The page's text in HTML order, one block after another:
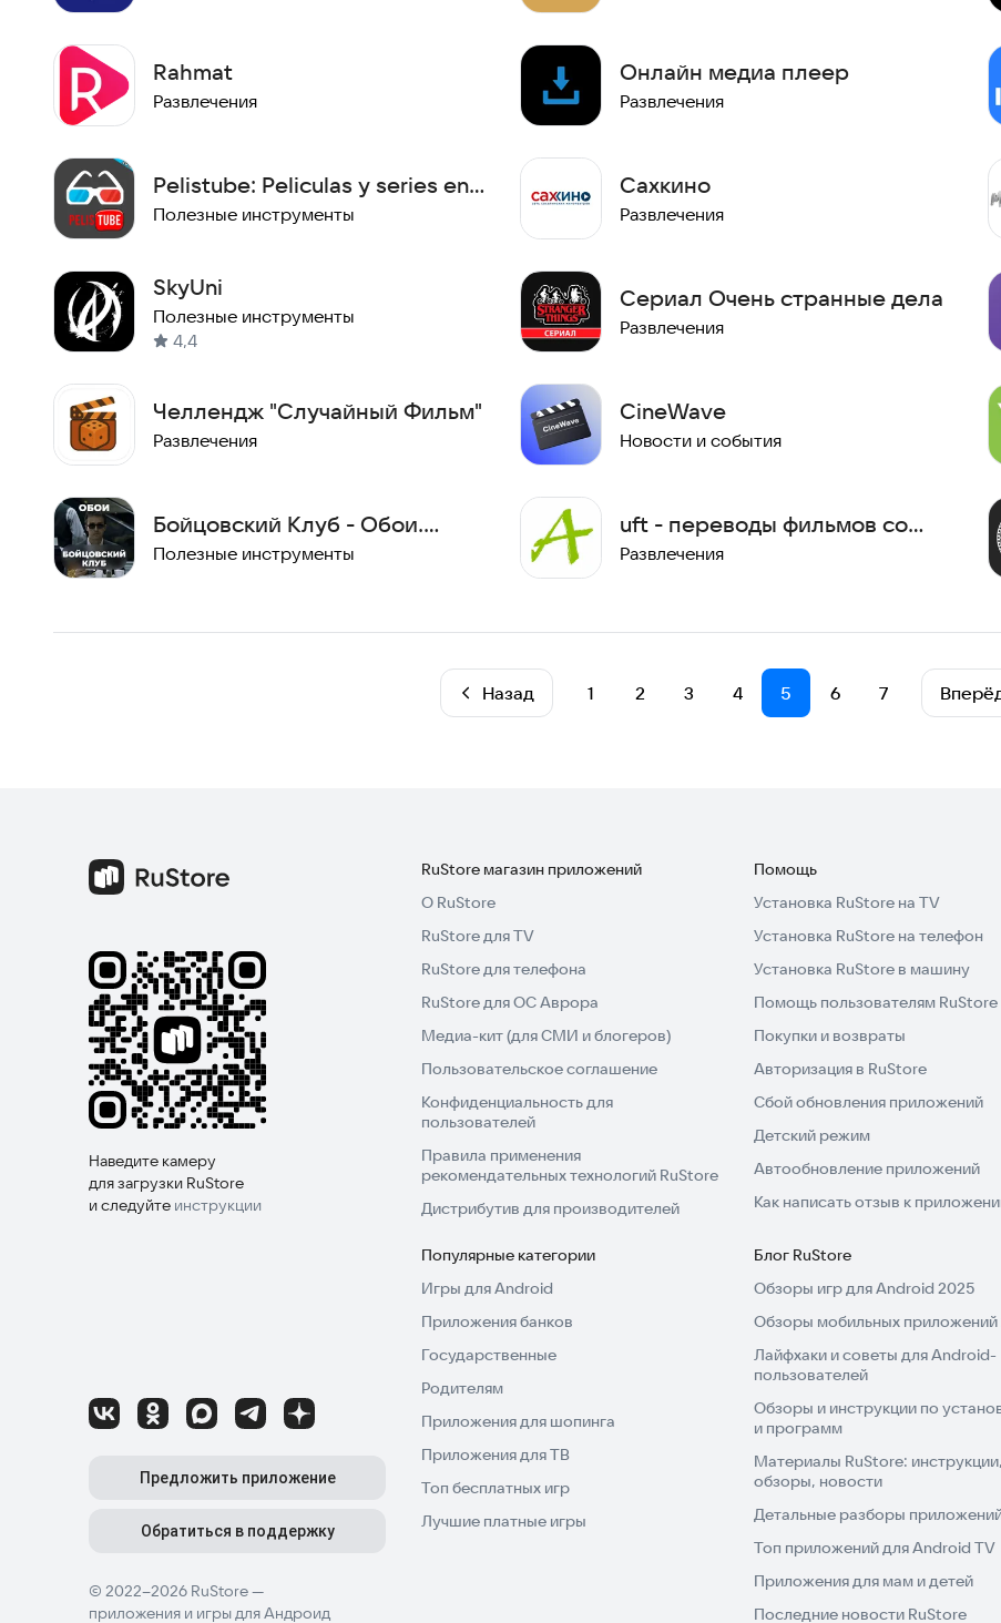
Rahmat
Развлечения
Онлайн медиа плеер
Развлечения
Pelistube: Peliculas y series en
HD gratis
Полезные инструменты
Сахкино
Развлечения
SkyUni
Полезные инструменты
4,4
Сериал Очень странные дела
Развлечения
Челлендж "Случайный Фильм"
Развлечения
CineWave
Новости и события
Бойцовский Клуб - Обои.
Обои По Фильму
Полезные инструменты
uft - переводы фильмов со
смешной озвучкой
Развлечения
Назад 1 2 3 4 5 6 7
Наведите камеру
для загрузки RuStore
и следуйте инструкции
© 2022–2026 RuStore —
приложения и игры для Андроид
Предложить приложение
Обратиться в поддержку
RuStore магазин приложений
О RuStore
RuStore для TV
RuStore для телефона
RuStore для ОС Аврора
Медиа-кит (для СМИ и блогеров)
Пользовательское соглашение
Конфиденциальность для
пользователей
Правила применения
рекомендательных технологий RuStore
Дистрибутив для производителей
Помощь
Установка RuStore на TV
Установка RuStore на телефон
Установка RuStore в машину
Помощь пользователям RuStore
Покупки и возвраты
Авторизация в RuStore
Сбой обновления приложений
Детский режим
Автообновление приложений
Как написать отзыв к
Популярные категории
Игры для Android
Приложения банков
Государственные
Родителям
Приложения для шопинга
Приложения для ТВ
Топ бесплатных игр
Лучшие платные игры
Блог RuStore
Обзоры игр для Android 2025
Обзоры мобильных приложений
Лайфхаки и советы для Android-
пользователей
Обзоры и инструкции по
и программ
Материалы RuStore: инструкции,
обзоры, новости
Детальные разборы
Топ приложений для Android TV
Приложения для мам и детей
Последние новости RuStore